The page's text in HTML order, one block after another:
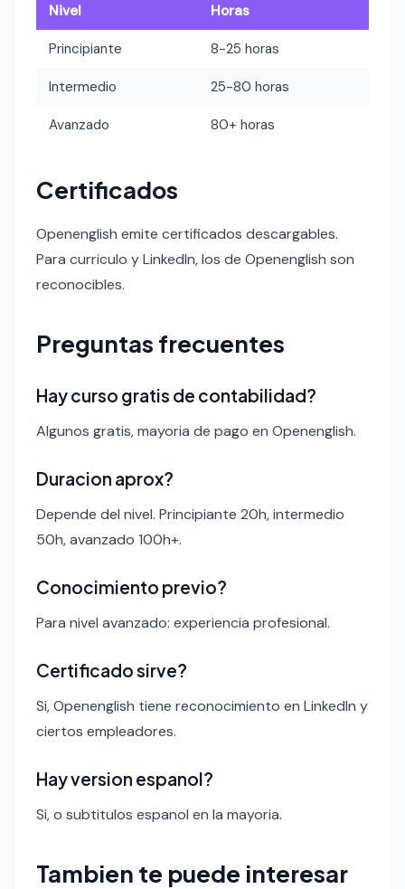
Nivel Horas
Principiante 8-25 horas
Intermedio 25-80 horas
Avanzado 80+ horas
Certificados
Openenglish emite certificados descargables.
Para curriculo y LinkedIn, los de Openenglish son
reconocibles.
Preguntas frecuentes
Hay curso gratis de contabilidad?
Algunos gratis, mayoria de pago en Openenglish.
Duracion aprox?
Depende del nivel. Principiante 20h, intermedio
50h, avanzado 100h+.
Conocimiento previo?
Para nivel avanzado: experiencia profesional.
Certificado sirve?
Si, Openenglish tiene reconocimiento en LinkedIn y
ciertos empleadores.
Hay version espanol?
Si, o subtitulos espanol en la mayoria.
Tambien te puede interesar